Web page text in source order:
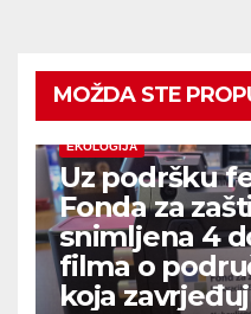
MOŽDA STE
EKOLOGIJA
Uz podršku
Fonda za
snimljena 4
filma o
koja